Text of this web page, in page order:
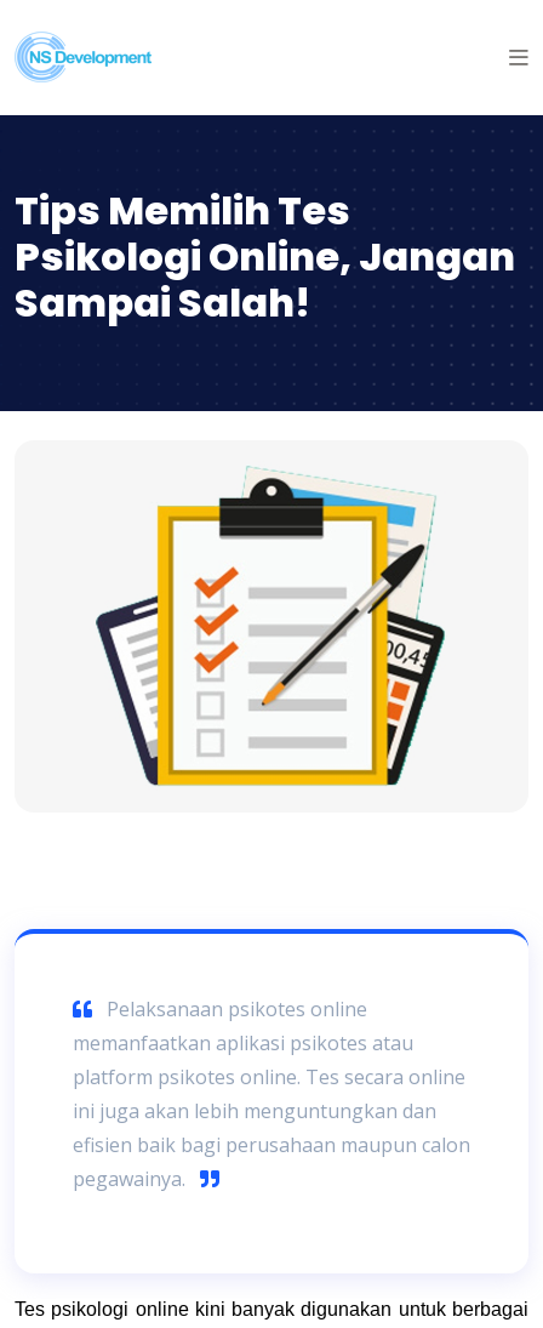
Tips Memilih Tes
Psikologi Online, Jangan
Sampai Salah!
Pelaksanaan psikotes online
memanfaatkan aplikasi psikotes atau
platform psikotes online. Tes secara online
ini juga akan lebih menguntungkan dan
efisien baik bagi perusahaan maupun calon
pegawainya.
Tes psikologi online kini banyak digunakan untuk berbagai